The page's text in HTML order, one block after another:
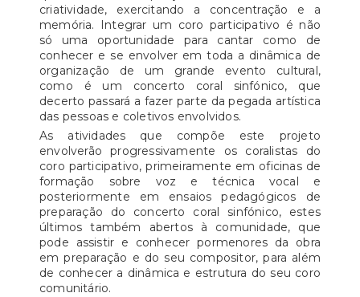
criatividade, exercitando a concentração e a
memória. Integrar um coro participativo é não
só uma oportunidade para cantar como de
conhecer e se envolver em toda a dinâmica de
organização de um grande evento cultural,
como é um concerto coral sinfónico, que
decerto passará a fazer parte da pegada artística
das pessoas e coletivos envolvidos.
As atividades que compõe este projeto
envolverão progressivamente os coralistas do
coro participativo, primeiramente em oficinas de
formação sobre voz e técnica vocal e
posteriormente em ensaios pedagógicos de
preparação do concerto coral sinfónico, estes
últimos também abertos à comunidade, que
pode assistir e conhecer pormenores da obra
em preparação e do seu compositor, para além
de conhecer a dinâmica e estrutura do seu coro
comunitário.